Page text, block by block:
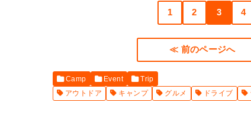
1 2 3 4
≪ 前のページへ
Camp Event
Trip
アウトドア
キャンプ グルメ ドライブ